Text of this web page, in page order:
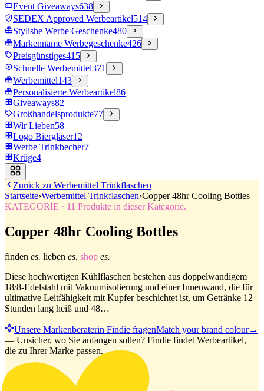
Event Giveaways638
SEDEX Approved Werbeartikel514
Stylishe Werbe Geschenke480
Markenname Werbegeschenke426
Preisgünstiges415
Schnelle Werbemittel371
Werbemittel143
Personalisierte Werbeartikel86
Giveaways82
Großhandelsprodukte77
Wir Lieben58
Logo Biergläser12
Werbe Trinkbecher7
Krüge4
Zurück zu Werbemittel Trinkflaschen
Startseite›Werbemittel Trinkflaschen›Copper 48hr Cooling Bottles
KATEGORIE · 11 Produkte in dieser Kategorie.
Copper 48hr Cooling Bottles
finden es. lieben es. shop es.
Diese hochwertigen Kühlflaschen bestehen aus doppelwandigem
18/8-Edelstahl mit Vakuumisolierung und einer Innenwand, die für
ultimative Leitfähigkeit mit Kupfer beschichtet ist, um Getränke 12
Stunden lang heiß und 48…
Unsere Markenberaterin Findie fragenMatch your brand colour→
— Unsicher, wo Sie anfangen sollen? Findie findet Werbeartikel,
die zu Ihrer Marke passen.